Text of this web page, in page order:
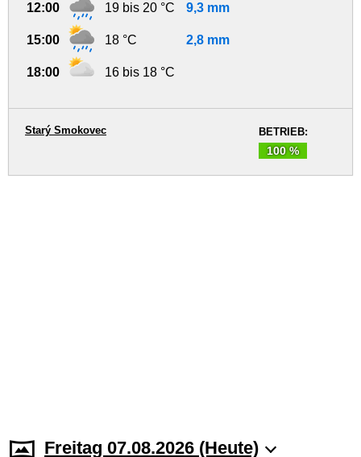
12:00 19 bis 20 °C 9,3 mm
15:00 18 °C 2,8 mm
18:00 16 bis 18 °C
BETRIEB:
100 %
Starý Smokovec
Freitag 07.08.2026 (Heute)